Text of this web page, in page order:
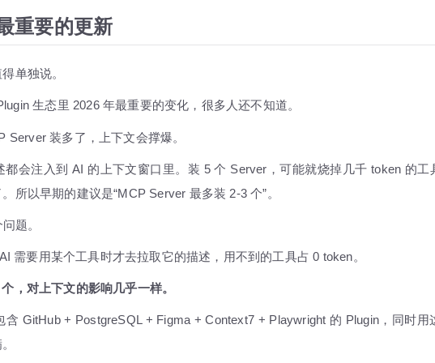
重要的更新
单独说。
生态里 2026 年最重要的变化，很多人还不知道。
Server 装多了，上下文会撑爆。
会注入到 AI 的上下文窗口里。装 5 个 Server，可能就烧掉几千 token 的工
所以早期的建议是“MCP Server 最多装 2-3 个”。
题。
需要用某个工具时才去拉取它的描述，用不到的工具占 0 token。
，对上下文的影响几乎一样。
GitHub + PostgreSQL + Figma + Context7 + Playwright 的 Plugin，同时用